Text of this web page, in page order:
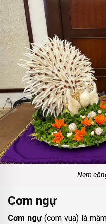
Nem
Cơm ngự
Cơm ngự(cơm vua) là